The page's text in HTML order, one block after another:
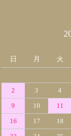
日 月 火
2 3 4
9 10 11
16 17 18